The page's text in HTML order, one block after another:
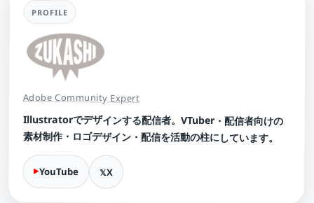
PROFILE
Adobe Community Expert
Illustratorでデザインする配信者。VTuber・配信者向けの
素材制作・ロゴデザイン・配信を活動の柱にしています。
YouTube X